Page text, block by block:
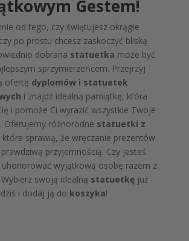
Gestem!
od tego, czy świętujesz okrągłe
po prostu chcesz zaskoczyć bliską
dobrana statuetka może być
sprzymierzeńcem. Przejrzyj
ofertę dyplomów i statuetek
i znajdź idealną pamiątkę, która
i pomoże Ci wyrazić wszystkie Twoje
. Oferujemy różnorodne statuetki z
które sprawią, że wręczanie prezentów
przyjemnością. Czy jesteś
wyjątkową osobę razem z
swoją idealną statuetkęjuż
dziś i dodaj ją do koszyka!